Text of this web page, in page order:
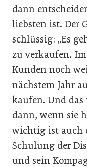
dann
liebsten ist. Der
schlüssig: „Es
zu verkaufen.
Kunden noch
nächstem Jahr
kaufen. Und
dann, wenn sie
wichtig ist auch
Schulung der
und sein